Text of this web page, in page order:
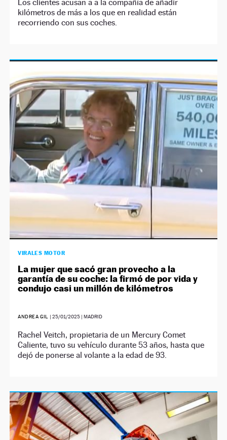
Los clientes acusan a a la compañía de añadir
kilómetros de más a los que en realidad están
recorriendo con sus coches.
VIRALES MOTOR
La mujer que sacó gran provecho a la
garantía de su coche: la firmó de por vida y
condujo casi un millón de kilómetros
ANDREA GIL | 25/01/2025| MADRID
Rachel Veitch, propietaria de un Mercury Comet
Caliente, tuvo su vehículo durante 53 años, hasta que
dejó de ponerse al volante a la edad de 93.